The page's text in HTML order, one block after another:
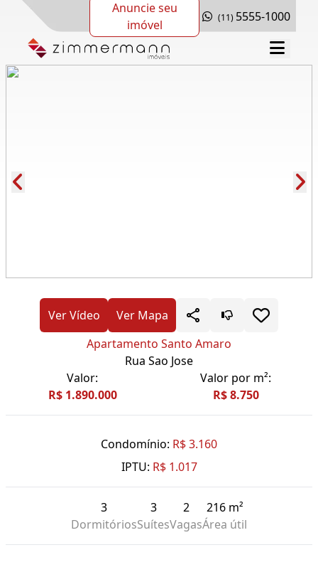
Anuncie seu
imóvel
(11) 5555-1000
Ver Vídeo
Ver Mapa
Apartamento Santo Amaro
Rua Sao Jose
Valor:
R$ 1.890.000
Valor por m²:
R$ 8.750
Condomínio: R$ 3.160
IPTU: R$ 1.017
3
Dormitórios
3
Suítes
2
Vagas
216 m²
Área útil